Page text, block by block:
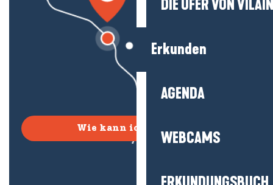
DIE UFER VON
Erkunden
AGENDA
WEBCAMS
Wie kann ich kommen?